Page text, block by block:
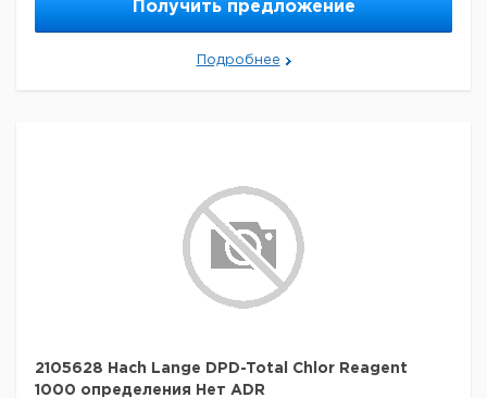
Получить предложение
Подробнее
2105628 Hach Lange DPD-Total Chlor Reagent
1000 определения Нет ADR